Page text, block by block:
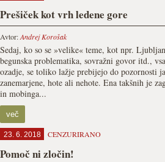
Prešiček kot vrh ledene gore
Avtor:Andrej Korošak
Sedaj, ko so se »velike« teme, kot npr.
begunska problematika, sovražni govor itd.,
ozadje, se toliko lažje prebijejo do pozornosti
zanemarjene, hote ali nehote. Ena takšnih je
in mobinga...
več
23. 6. 2018 CENZURIRANO
Pomoč ni zločin!